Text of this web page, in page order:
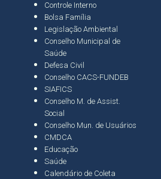
Controle Interno
Bolsa Família
Legislação Ambiental
Conselho Municipal de
Saúde
Defesa Civil
Conselho CACS-FUNDEB
SIAFICS
Conselho M. de Assist.
Social
Conselho Mun. de Usuários
CMDCA
Educação
Saúde
Calendário de Coleta